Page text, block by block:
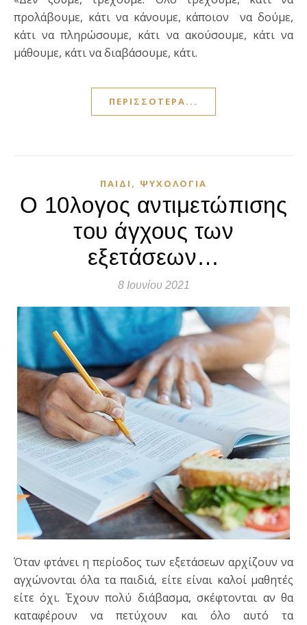
προλάβουμε, κάτι να κάνουμε, κάποιον να δούμε,
κάτι να πληρώσουμε, κάτι να ακούσουμε, κάτι να
μάθουμε, κάτι να διαβάσουμε, κάτι.
ΠΕΡΙΣΣΌΤΕΡΑ...
ΠΑΙΔΊ , ΨΥΧΟΛΟΓΊΑ
Ο 10λογος αντιμετώπισης
του άγχους των
εξετάσεων…
8 Ιουνίου 2021
Όταν φτάνει η περίοδος των εξετάσεων αρχίζουν να
αγχώνονται όλα τα παιδιά, είτε είναι καλοί μαθητές
είτε όχι. Έχουν πολύ διάβασμα, σκέφτονται αν θα
καταφέρουν να πετύχουν και όλο αυτό τα